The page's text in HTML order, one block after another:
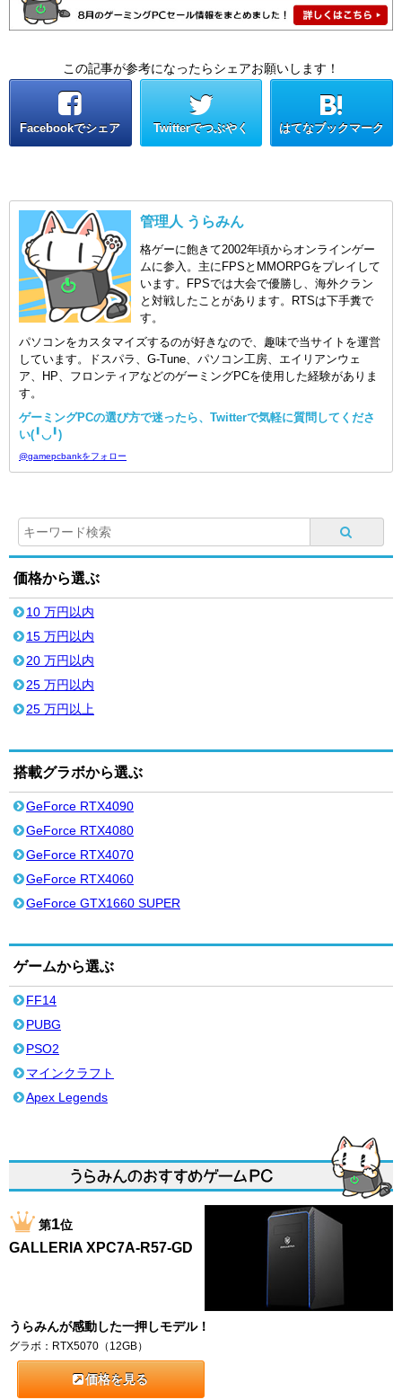
この記事が参考になったらシェアお願いします！
Facebookでシェア Twitterでつぶやく はてなブックマーク
管理人 うらみん
格ゲーに飽きて2002年頃からオンラインゲー
ムに参入。主にFPSとMMORPGをプレイして
います。FPSでは大会で優勝し、海外クラン
と対戦したことがあります。RTSは下手糞で
す。
パソコンをカスタマイズするのが好きなので、趣味で当サイトを運営
しています。ドスパラ、G-Tune、パソコン工房、エイリアンウェ
ア、HP、フロンティアなどのゲーミングPCを使用した経験がありま
す。
ゲーミングPCの選び方で迷ったら、Twitterで気軽に質問してくださ
い(╹◡╹)
@gamepcbankをフォロー
価格から選ぶ
10 万円以内
15 万円以内
20 万円以内
25 万円以内
25 万円以上
搭載グラボから選ぶ
GeForce RTX4090
GeForce RTX4080
GeForce RTX4070
GeForce RTX4060
GeForce GTX1660 SUPER
ゲームから選ぶ
FF14
PUBG
PSO2
マインクラフト
Apex Legends
第1位
GALLERIA XPC7A-R57-GD
うらみんが感動した一押しモデル！
グラボ：RTX5070（12GB）
価格を見る